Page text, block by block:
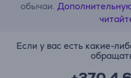
обычаи.
Если у вас есть какие-